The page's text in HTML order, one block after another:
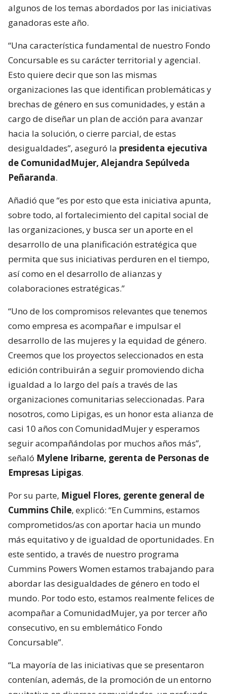
algunos de los temas abordados por las iniciativas
ganadoras este año.
“Una característica fundamental de nuestro Fondo
Concursable es su carácter territorial y agencial.
Esto quiere decir que son las mismas
organizaciones las que identifican problemáticas y
brechas de género en sus comunidades, y están a
cargo de diseñar un plan de acción para avanzar
hacia la solución, o cierre parcial, de estas
desigualdades”, aseguró la presidenta ejecutiva
de ComunidadMujer, Alejandra Sepúlveda
Peñaranda.
Añadió que “es por esto que esta iniciativa apunta,
sobre todo, al fortalecimiento del capital social de
las organizaciones, y busca ser un aporte en el
desarrollo de una planificación estratégica que
permita que sus iniciativas perduren en el tiempo,
así como en el desarrollo de alianzas y
colaboraciones estratégicas.”
“Uno de los compromisos relevantes que tenemos
como empresa es acompañar e impulsar el
desarrollo de las mujeres y la equidad de género.
Creemos que los proyectos seleccionados en esta
edición contribuirán a seguir promoviendo dicha
igualdad a lo largo del país a través de las
organizaciones comunitarias seleccionadas. Para
nosotros, como Lipigas, es un honor esta alianza de
casi 10 años con ComunidadMujer y esperamos
seguir acompañándolas por muchos años más”,
señaló Mylene Iribarne, gerenta de Personas de
Empresas Lipigas.
Por su parte, Miguel Flores, gerente general de
Cummins Chile, explicó: “En Cummins, estamos
comprometidos/as con aportar hacia un mundo
más equitativo y de igualdad de oportunidades. En
este sentido, a través de nuestro programa
Cummins Powers Women estamos trabajando para
abordar las desigualdades de género en todo el
mundo. Por todo esto, estamos realmente felices de
acompañar a ComunidadMujer, ya por tercer año
consecutivo, en su emblemático Fondo
Concursable”.
“La mayoría de las iniciativas que se presentaron
contenían, además, de la promoción de un entorno